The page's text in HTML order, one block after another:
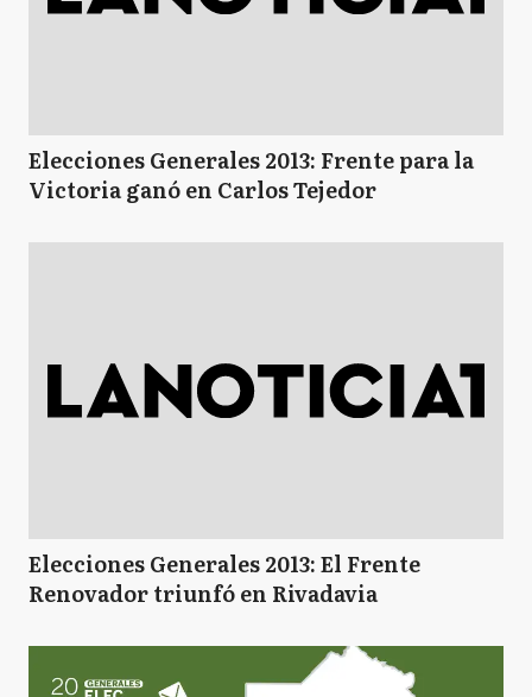
Elecciones Generales 2013: Frente para la
Victoria ganó en Carlos Tejedor
Elecciones Generales 2013: El Frente
Renovador triunfó en Rivadavia